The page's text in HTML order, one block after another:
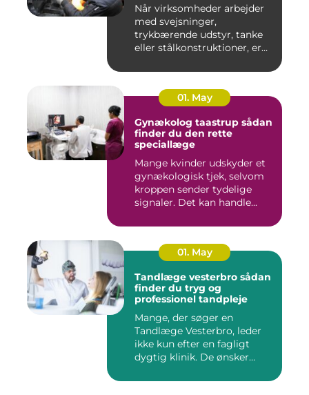
Når virksomheder arbejder
med svejsninger,
trykbærende udstyr, tanke
eller stålkonstruktioner, er
01. May
Gynækolog taastrup sådan
finder du den rette
speciallæge
Mange kvinder udskyder et
gynækologisk tjek, selvom
kroppen sender tydelige
signaler. Det kan handle...
01. May
Tandlæge vesterbro sådan
finder du tryg og
professionel tandpleje
Mange, der søger en
Tandlæge Vesterbro, leder
ikke kun efter en fagligt
dygtig klinik. De ønsker